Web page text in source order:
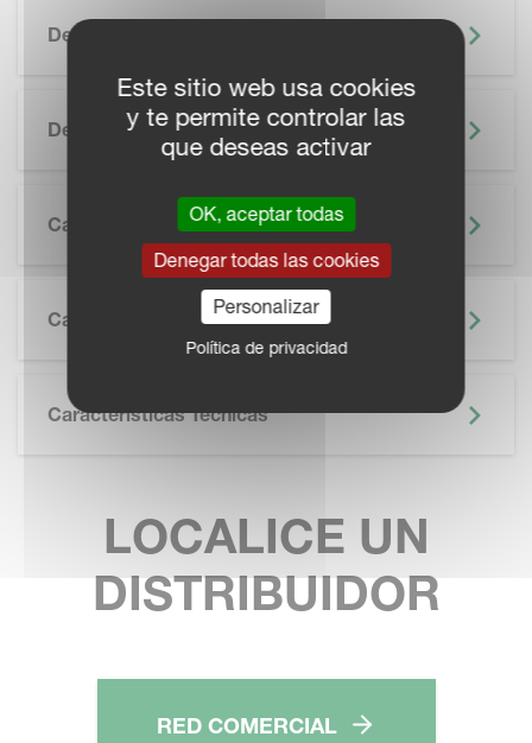
Descripción
Destacado
Características
Catálogo
Características Técnicas
LOCALICE UN
DISTRIBUIDOR
RED COMERCIAL
Este sitio web usa cookies
y te permite controlar las
que deseas activar
OK, aceptar todas
Denegar todas las cookies
Personalizar
Política de privacidad